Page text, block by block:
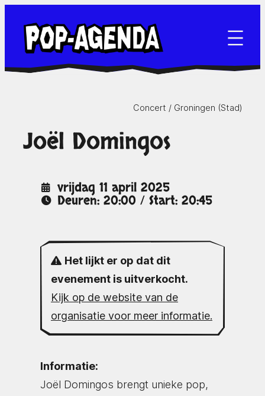
naar
inhoud
Concert / Groningen (Stad)
Joël Domingos
vrijdag 11 april 2025
Deuren: 20:00 / Start: 20:45
Het lijkt er op dat dit
evenement is uitverkocht.
Kijk op de website van de
organisatie voor meer informatie.
Informatie:
Joël Domingos brengt unieke pop,